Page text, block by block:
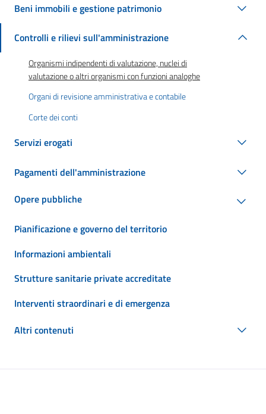
Beni immobili e gestione patrimonio
Controlli e rilievi sull'amministrazione
Organismi indipendenti di valutazione, nuclei di
valutazione o altri organismi con funzioni analoghe
Organi di revisione amministrativa e contabile
Corte dei conti
Servizi erogati
Pagamenti dell'amministrazione
Opere pubbliche
Pianificazione e governo del territorio
Informazioni ambientali
Strutture sanitarie private accreditate
Interventi straordinari e di emergenza
Altri contenuti